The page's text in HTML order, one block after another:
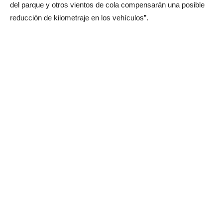
del parque y otros vientos de cola compensarán una posible
reducción de kilometraje en los vehículos”.